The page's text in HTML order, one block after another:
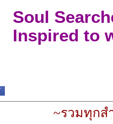
Soul
Inspired to
~รวมทุกส